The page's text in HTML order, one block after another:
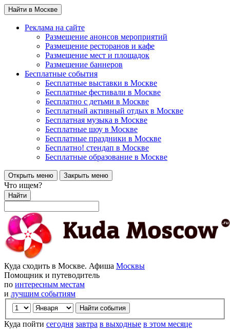
Найти в Москве
Реклама на сайте
Размещение анонсов мероприятий
Размещение ресторанов и кафе
Размещение мест и площадок
Размещение баннеров
Бесплатные события
Бесплатные выставки в Москве
Бесплатные фестивали в Москве
Бесплатно с детьми в Москве
Бесплатный активный отдых в Москве
Бесплатная музыка в Москве
Бесплатные шоу в Москве
Бесплатные праздники в Москве
Бесплатно! стендап в Москве
Бесплатные образование в Москве
Открыть меню Закрыть меню
Что ищем?
Найти
Куда сходить в Москве. Афиша Москвы
Помощник и путеводитель
по интересным местам
и лучшим событиям
Куда пойти сегодня завтра в выходные в этом месяце